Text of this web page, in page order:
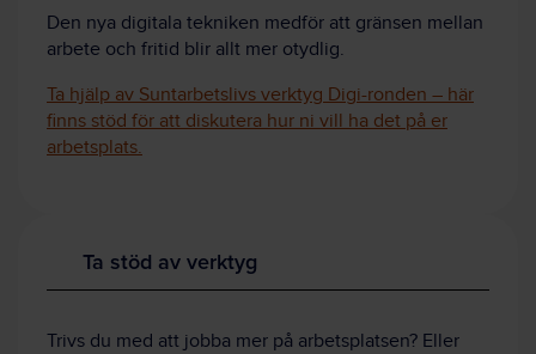
Den nya digitala tekniken medför att gränsen mellan
arbete och fritid blir allt mer otydlig.
Ta hjälp av Suntarbetslivs verktyg Digi-ronden – här
finns stöd för att diskutera hur ni vill ha det på er
arbetsplats.
Ta stöd av verktyg
Trivs du med att jobba mer på arbetsplatsen? Eller